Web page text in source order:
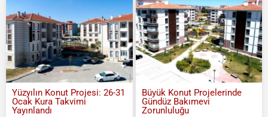
Yüzyılın Konut Projesi: 26-31
Ocak Kura Takvimi
Yayınlandı
Büyük Konut Projelerinde
Gündüz Bakımevi
Zorunluluğu